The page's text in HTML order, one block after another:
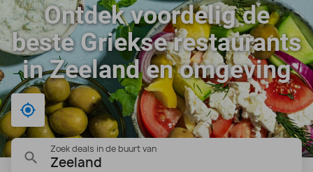
9,4
Ontdek 15.000+ deals
Ontdek voordelig de
beste Griekse restaurants
in Zeeland en omgeving
Bij mij in de buurt
Zoek deals in de buurt van
Zeeland